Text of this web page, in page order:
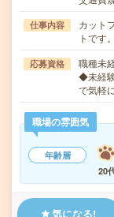
仕事内容
カット
トです
応募資格
職種未
◆未経
で気軽
職場の雰囲気
年齢層
20
気になる!